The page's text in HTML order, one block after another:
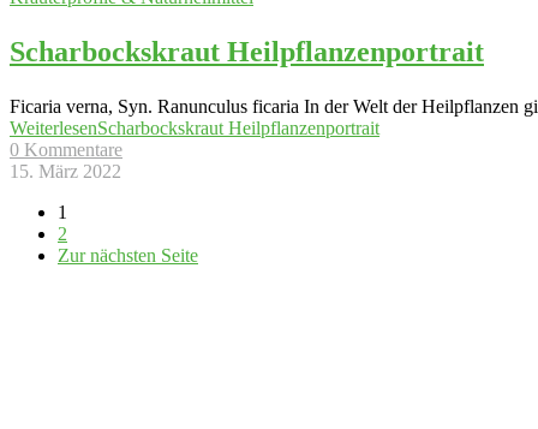
Scharbockskraut Heilpflanzenportrait
Ficaria verna, Syn. Ranunculus ficaria In der Welt der Heilpflanzen
WeiterlesenScharbockskraut Heilpflanzenportrait
0 Kommentare
15. März 2022
1
2
Zur nächsten Seite